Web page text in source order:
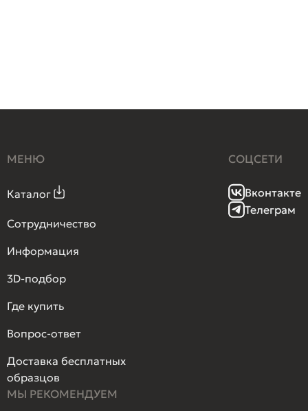
МЕНЮ
Каталог
Сотрудничество
Информация
3D-подбор
Где купить
Вопрос-ответ
Доставка бесплатных
образцов
СОЦСЕТИ
Вконтакте
Телеграм
МЫ РЕКОМЕНДУЕМ